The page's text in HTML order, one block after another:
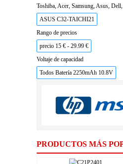
Toshiba, Acer, Samsung, Asus,
ASUS C32-TAICHI21
Rango de precios
precio 15 € - 29.99 €
Voltaje de capacidad
Todos Batería 2250mAh 10.8V
PRODUCTOS MÁS